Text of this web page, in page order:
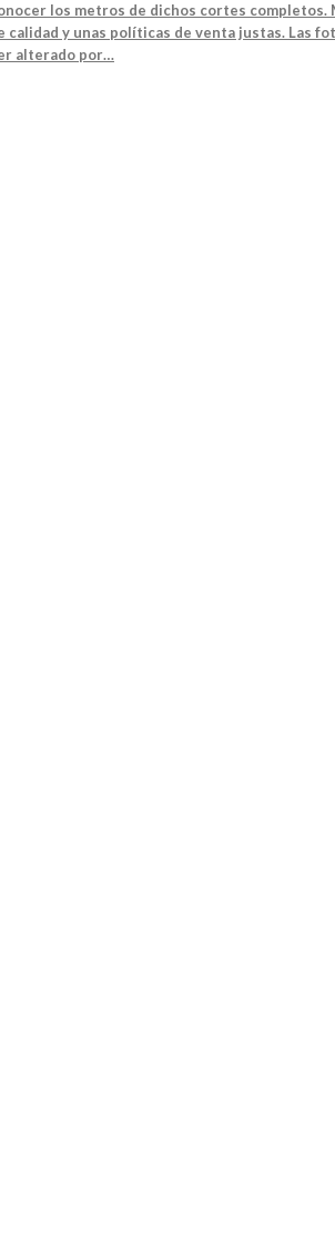
los metros de dichos cortes
y unas políticas de venta justas. Las
alterado por…